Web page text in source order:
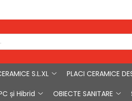
S.L.XL PLACI CERAMICE
și Hibrid OBIECTE SANITARE